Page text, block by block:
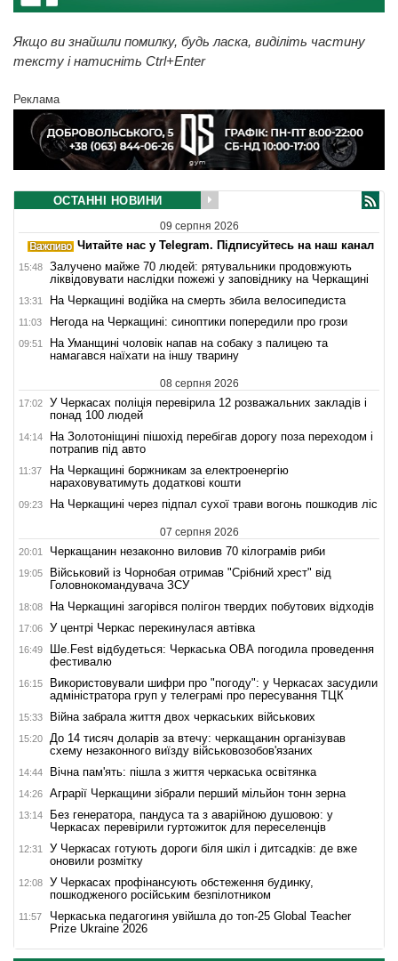
Якщо ви знайшли помилку, будь ласка, виділіть частину
тексту і натисніть Ctrl+Enter
Реклама
ОСТАННІ НОВИНИ
09 серпня 2026
Читайте нас у Telegram. Підписуйтесь на наш канал
15:48
Залучено майже 70 людей: рятувальники продовжують
ліквідовувати наслідки пожежі у заповіднику на Черкащині
13:31 На Черкащині водійка на смерть збила велосипедиста
11:03 Негода на Черкащині: синоптики попередили про грози
09:51
На Уманщині чоловік напав на собаку з палицею та
намагався наїхати на іншу тварину
08 серпня 2026
17:02
У Черкасах поліція перевірила 12 розважальних закладів і
понад 100 людей
14:14
На Золотоніщині пішохід перебігав дорогу поза переходом і
потрапив під авто
11:37
На Черкащині боржникам за електроенергію
нараховуватимуть додаткові кошти
09:23 На Черкащині через підпал сухої трави вогонь пошкодив ліс
07 серпня 2026
20:01 Черкащанин незаконно виловив 70 кілограмів риби
19:05
Військовий із Чорнобая отримав "Срібний хрест" від
Головнокомандувача ЗСУ
18:08 На Черкащині загорівся полігон твердих побутових відходів
17:06 У центрі Черкас перекинулася автівка
16:49
Ше.Fest відбудеться: Черкаська ОВА погодила проведення
фестивалю
16:15
Використовували шифри про "погоду": у Черкасах засудили
адміністратора груп у телеграмі про пересування ТЦК
15:33 Війна забрала життя двох черкаських військових
15:20
До 14 тисяч доларів за втечу: черкащанин організував
схему незаконного виїзду військовозобов'язаних
14:44 Вічна пам'ять: пішла з життя черкаська освітянка
14:26 Аграрії Черкащини зібрали перший мільйон тонн зерна
13:14
Без генератора, пандуса та з аварійною душовою: у
Черкасах перевірили гуртожиток для переселенців
12:31
У Черкасах готують дороги біля шкіл і дитсадків: де вже
оновили розмітку
12:08
У Черкасах профінансують обстеження будинку,
пошкодженого російським безпілотником
11:57
Черкаська педагогиня увійшла до топ-25 Global Teacher
Prize Ukraine 2026